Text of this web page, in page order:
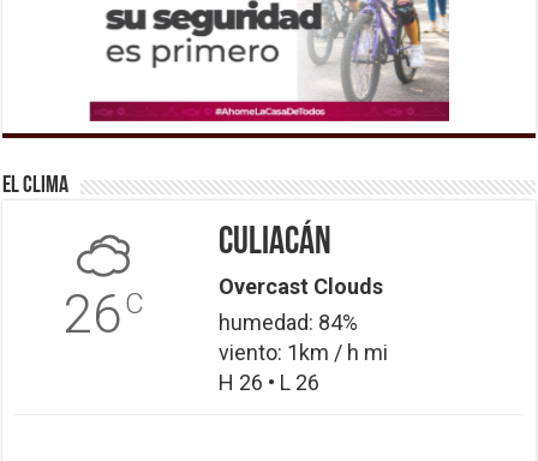
El Clima
26C
Culiacán
Overcast Clouds
humedad: 84%
viento: 1km / h mi
H 26 • L 26